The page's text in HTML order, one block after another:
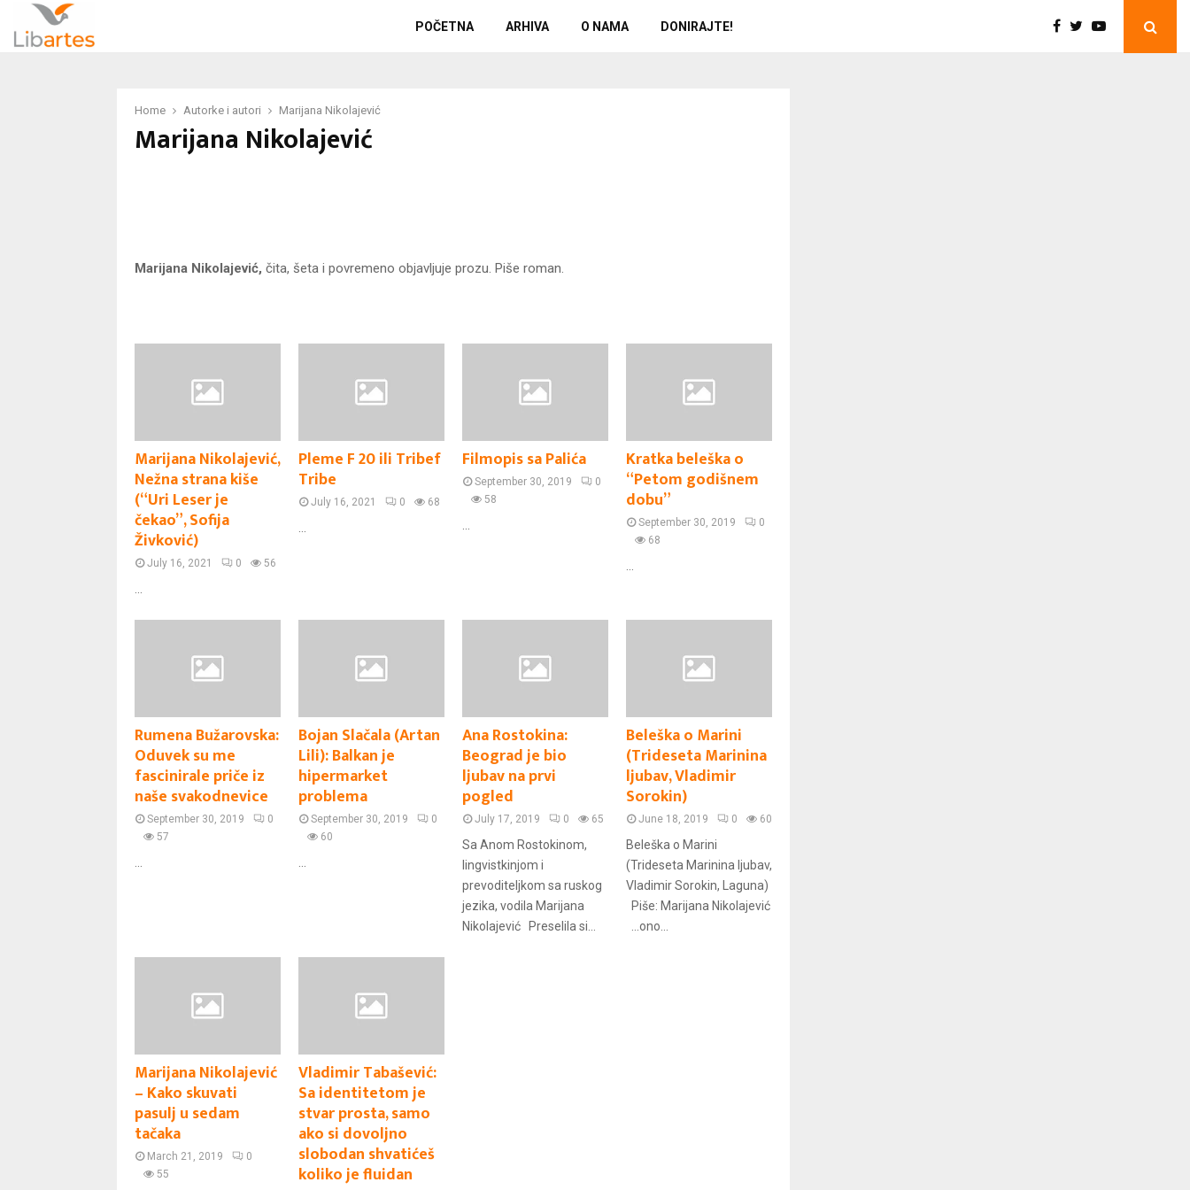
POČETNA ARHIVA O NAMA DONIRAJTE!
Home Autorke i autori Marijana Nikolajević
Marijana Nikolajević
Marijana Nikolajević, čita, šeta i povremeno objavljuje prozu. Piše roman.
Marijana Nikolajević,
Nežna strana kiše
(“Uri Leser je
čekao”, Sofija
Živković)
July 16, 2021 0 56
Pleme F 20 ili Tribef
Tribe
July 16, 2021 0 68
Filmopis sa Palića
September 30, 2019
0
58
Kratka beleška o
“Petom godišnem
dobu”
September 30, 2019
0
68
Rumena Bužarovska:
Oduvek su me
fascinirale priče iz
naše svakodnevice
September 30, 2019
0
57
Bojan Slačala (Artan
Lili): Balkan je
hipermarket
problema
September 30, 2019
0
60
Ana Rostokina:
Beograd je bio
ljubav na prvi
pogled
July 17, 2019 0 65
Sa Anom Rostokinom,
lingvistkinjom i
prevoditeljkom sa ruskog
jezika, vodila Marijana
Nikolajević Preselila si...
Beleška o Marini
(Trideseta Marinina
ljubav, Vladimir
Sorokin)
June 18, 2019 0 60
Beleška o Marini
(Trideseta Marinina ljubav,
Vladimir Sorokin, Laguna)
Piše: Marijana Nikolajević
…ono...
Marijana Nikolajević
– Kako skuvati
pasulj u sedam
tačaka
March 21, 2019
0
55
Vladimir Tabašević:
Sa identitetom je
stvar prosta, samo
ako si dovoljno
slobodan shvatićeš
koliko je fluidan